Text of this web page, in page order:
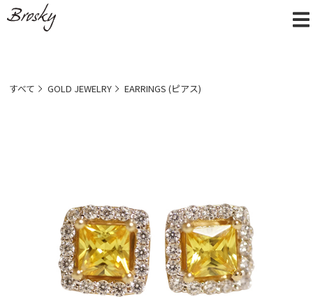
すべて GOLD JEWELRY EARRINGS (ピアス)